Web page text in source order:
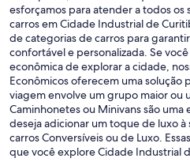
esforçamos para atender a todos
carros em Cidade Industrial de
de categorias de carros para
confortável e personalizada. Se
econômica de explorar a cidade,
Econômicos oferecem uma solução
viagem envolve um grupo maior ou
Caminhonetes ou Minivans são uma
deseja adicionar um toque de luxo à
carros Conversíveis ou de Luxo.
que você explore Cidade Industrial